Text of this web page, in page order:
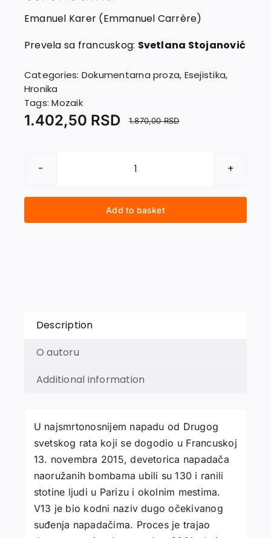
EU PROJECTS
Contact
Emanuel Karer (Emmanuel Carrère)
Prevela sa francuskog: Svetlana Stojanović
Categories: Dokumentarna proza, Esejistika,
Hronika
Tags:Mozaik
1.870,00RSD
1.402,50 RSD
V13.
suđenja
teroristima
Add to basket
Description
O autoru
Additional information
U najsmrtonosnijem napadu od Drugog
svetskog rata koji se dogodio u Francuskoj
13. novembra 2015, devetorica napadača
naoružanih bombama ubili su 130 i ranili
stotine ljudi u Parizu i okolnim mestima.
V13 je bio kodni naziv dugo očekivanog
suđenja napadačima. Proces je trajao